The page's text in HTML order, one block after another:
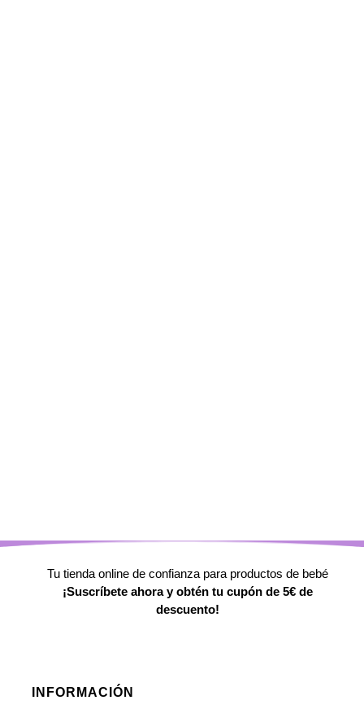
Tu tienda online de confianza para productos de bebé
¡Suscríbete ahora yobtén tu cupón de 5€ de
descuento!
INFORMACIÓN